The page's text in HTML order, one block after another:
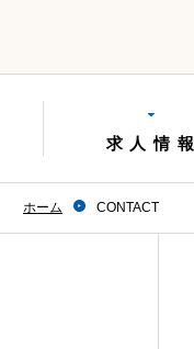
求 人 情 報
ホーム CONTACT